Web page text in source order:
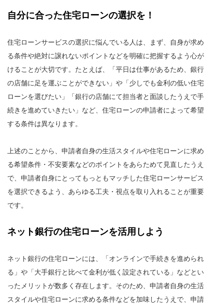
自分に合った住宅ローンの選択を！
住宅ローンサービスの選択に悩んでいる人は、まず、自身が求め
る条件や絶対に譲れないポイントなどを明確に把握するよう心が
けることが大切です。たとえば、「平日は仕事があるため、銀行
の店舗に足を運ぶことができない」や「少しでも金利の低い住宅
ローンを選びたい」「銀行の店舗にて担当者と面談したうえで手
続きを進めていきたい」など、住宅ローンの申請者によって希望
する条件は異なります。
上述のことから、申請者自身の生活スタイルや住宅ローンに求め
る希望条件・不安要素などのポイントをあらためて見直したうえ
で、申請者自身にとってもっともマッチした住宅ローンサービス
を選択できるよう、あらゆる工夫・視点を取り入れることが重要
です。
ネット銀行の住宅ローンを活用しよう
ネット銀行の住宅ローンには、「オンラインで手続きを進められ
る」や「大手銀行と比べて金利が低く設定されている」などとい
ったメリットが数多く存在します。そのため、申請者自身の生活
スタイルや住宅ローンに求める条件などを加味したうえで、申請